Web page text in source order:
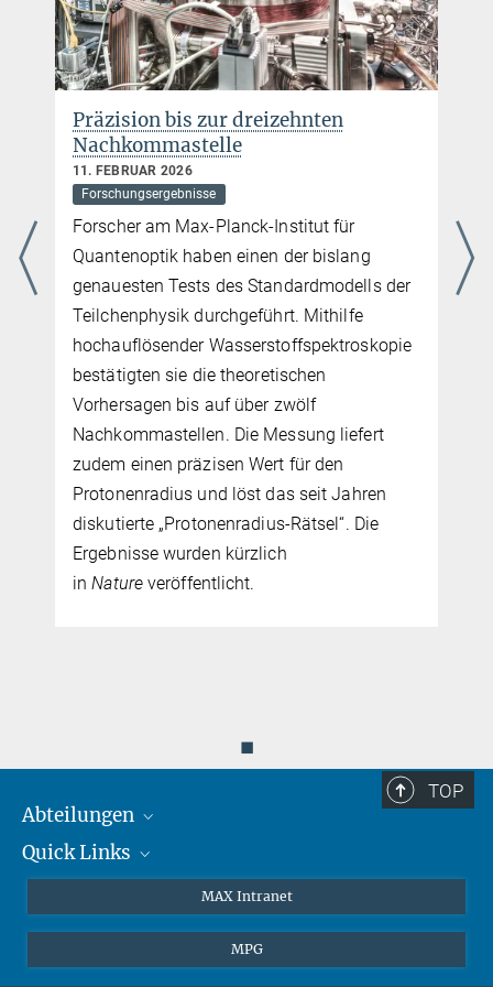
Präzision bis zur dreizehnten
Nachkommastelle
11. FEBRUAR 2026
Forschungsergebnisse
Forscher am Max-Planck-Institut für
Quantenoptik haben einen der bislang
genauesten Tests des Standardmodells der
Teilchenphysik durchgeführt. Mithilfe
hochauflösender Wasserstoffspektroskopie
bestätigten sie die theoretischen
Vorhersagen bis auf über zwölf
Nachkommastellen. Die Messung liefert
zudem einen präzisen Wert für den
Protonenradius und löst das seit Jahren
diskutierte „Protonenradius-Rätsel“. Die
Ergebnisse wurden kürzlich
inNatureveröffentlicht.
◼
TOP
Abteilungen
Attosekundenphysik
Quantendynamik
Quick Links
EU-Büro
Kontakt
MAX Intranet
MPG